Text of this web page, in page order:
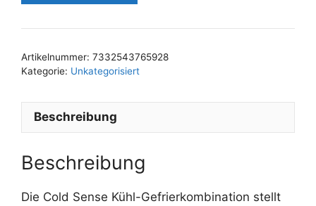
Artikelnummer: 7332543765928
Kategorie: Unkategorisiert
Beschreibung
Beschreibung
Die Cold Sense Kühl-Gefrierkombination stellt